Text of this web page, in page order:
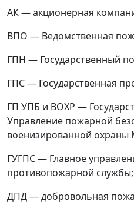
АК—акционерная
ВПО — Ведомственная
ГПН — Государственный
ГПС— Государственная
ГП УПБ и ВОХР —
Управление пожарной
военизированной охраны
ГУГПС— Главное
противопожарной службы;
ДПД—добровольная